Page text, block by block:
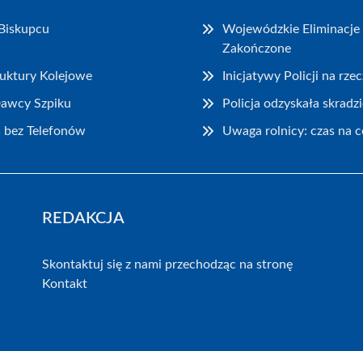
Wojewódzkie
Zakończone
Kolejowe Inicjatywy Policji na
Szpiku Policja odzyskała
Telefonów Uwaga rolnicy: czas na
REDAKCJA
Skontaktuj się z nami przechodząc na stronę
Kontakt